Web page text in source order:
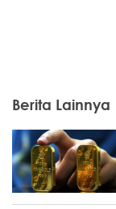
Berita Lainnya